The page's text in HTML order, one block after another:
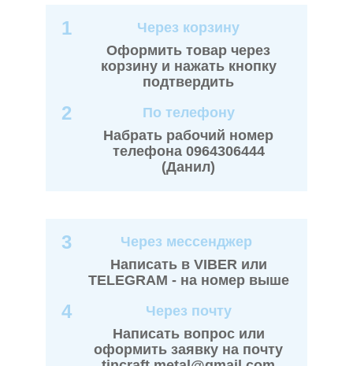
1
Через корзину
Оформить товар через
корзину и нажать кнопку
подтвердить
2
По телефону
Набрать рабочий номер
телефона 0964306444
(Данил)
3
Через мессенджер
Написать в VIBER или
TELEGRAM - на номер выше
4
Через почту
Написать вопрос или
оформить заявку на почту